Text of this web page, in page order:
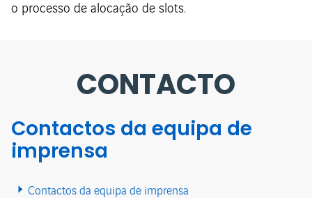
o processo de alocação de slots.
CONTACTO
Contactos da equipa de
imprensa
Contactos da equipa de imprensa